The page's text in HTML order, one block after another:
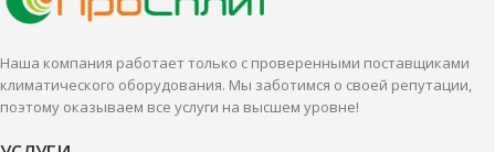
Наша компания работает только с проверенными поставщиками
климатического оборудования. Мы заботимся о своей репутации,
поэтому оказываем все услуги на высшем уровне!